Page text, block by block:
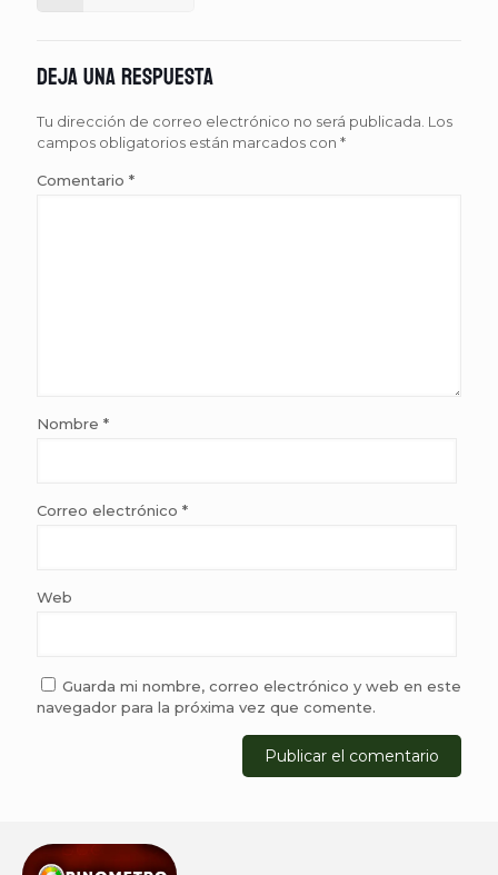
Deja una respuesta
Tu dirección de correo electrónico no será publicada. Los
campos obligatorios están marcados con *
Comentario *
Nombre *
Correo electrónico *
Web
Guarda mi nombre, correo electrónico y web en este
navegador para la próxima vez que comente.